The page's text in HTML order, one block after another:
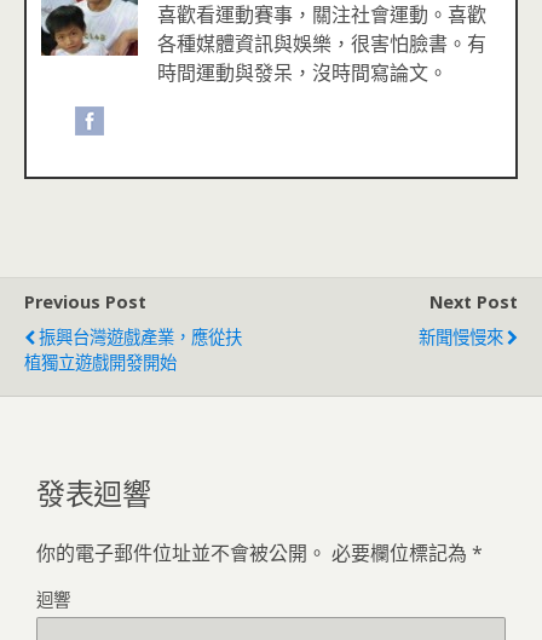
喜歡看運動賽事，關注社會運動。喜歡
各種媒體資訊與娛樂，很害怕臉書。有
時間運動與發呆，沒時間寫論文。
Previous Post
振興台灣遊戲產業，應從扶
植獨立遊戲開發開始
Next Post
新聞慢慢來
發表迴響
你的電子郵件位址並不會被公開。 必要欄位標記為 *
迴響